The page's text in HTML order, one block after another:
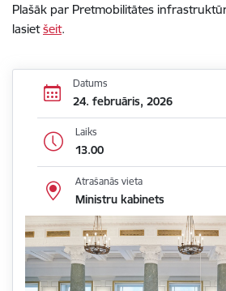
Plašāk par Pretmobilitātes
lasietšeit.
Datums
24. februāris, 2026
Laiks
13.00
Atrašanās vieta
Ministru kabinets